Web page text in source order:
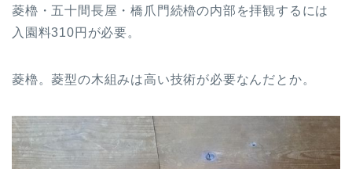
菱櫓・五十間長屋・橋爪門続櫓の内部を拝観するには
入園料310円が必要。
菱櫓。菱型の木組みは高い技術が必要なんだとか。